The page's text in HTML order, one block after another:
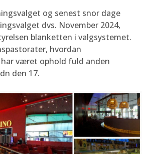
og senest snor dage
dvs. November 2024,
blanketten i valgsystemet.
hvordan
været ophold fuld anden
den 17.